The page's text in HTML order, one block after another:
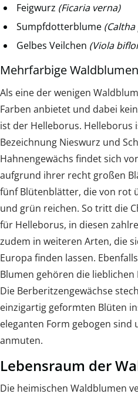
Feigwurz (Ficaria verna)
Sumpfdotterblume
Gelbes Veilchen (Viola
Mehrfarbige Waldblumen
Als eine der wenigen
Farben anbietet und dabei
ist der Helleborus.
Bezeichnung Nieswurz und
Hahnengewächs findet sich
aufgrund ihrer recht großen
fünf Blütenblätter, die von rot
und grün reichen. So tritt die
für Helleborus, in diesen
zudem in weiteren Arten, die
Europa finden lassen.
Blumen gehören die
Die Berberitzengewächse
einzigartig geformten Blüten
eleganten Form gebogen sind
anmuten.
Lebensraum der
Die heimischen Waldblumen